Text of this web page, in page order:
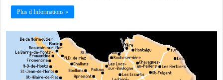
Plus d Informations »